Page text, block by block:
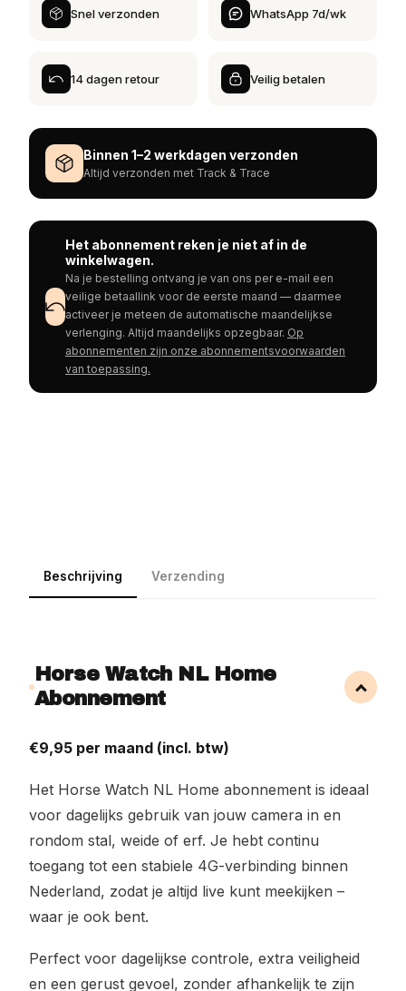
Snel verzonden WhatsApp 7d/wk
14 dagen retour Veilig betalen
Binnen 1–2 werkdagen verzonden
Altijd verzonden met Track & Trace
Het abonnement reken je niet af in de
winkelwagen.
Na je bestelling ontvang je van ons per e-mail een
veilige betaallink voor de eerste maand — daarmee
activeer je meteen de automatische maandelijkse
verlenging. Altijd maandelijks opzegbaar. Op
abonnementen zijn onze abonnementsvoorwaarden
van toepassing.
Beschrijving Verzending
Horse Watch NL Home
Abonnement
€9,95 per maand (incl. btw)
Het Horse Watch NL Home abonnement is ideaal
voor dagelijks gebruik van jouw camera in en
rondom stal, weide of erf. Je hebt continu
toegang tot een stabiele 4G-verbinding binnen
Nederland, zodat je altijd live kunt meekijken –
waar je ook bent.
Perfect voor dagelijkse controle, extra veiligheid
en een gerust gevoel, zonder afhankelijk te zijn